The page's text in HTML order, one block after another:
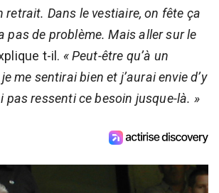
retrait. Dans le vestiaire, on fête ça
pas de problème. Mais aller sur le
t-il. « Peut-être qu’à un
me sentirai bien et j’aurai envie d’y
pas ressenti ce besoin jusque-là. »